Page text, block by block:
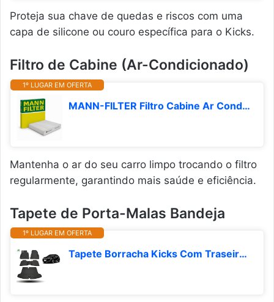
Proteja sua chave de quedas e riscos com uma
capa de silicone ou couro específica para o Kicks.
Filtro de Cabine (Ar-Condicionado)
1º LUGAR EM OFERTA
MANN-FILTER Filtro Cabine Ar Condicionado CU 22011/1 Nissan Kicks Renault Logan Sandero
Mantenha o ar do seu carro limpo trocando o filtro
regularmente, garantindo mais saúde e eficiência.
Tapete de Porta-Malas Bandeja
1º LUGAR EM OFERTA
Tapete Borracha Kicks Com Traseiro Interiço E Porta-malas